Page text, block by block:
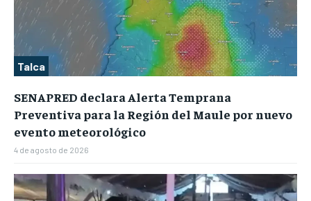
Talca
SENAPRED declara Alerta Temprana
Preventiva para la Región del Maule por nuevo
evento meteorológico
4 de agosto de 2026